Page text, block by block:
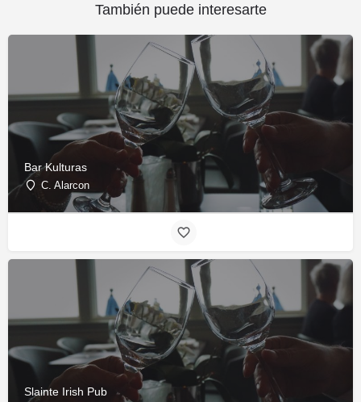
También puede interesarte
Bar Kulturas
C. Alarcon
Slainte Irish Pub